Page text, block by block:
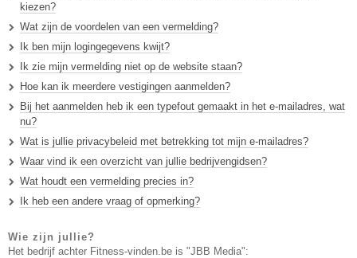
kiezen?
Wat zijn de voordelen van een vermelding?
Ik ben mijn logingegevens kwijt?
Ik zie mijn vermelding niet op de website staan?
Hoe kan ik meerdere vestigingen aanmelden?
Bij het aanmelden heb ik een typefout gemaakt in het e-mailadres, wat
nu?
Wat is jullie privacybeleid met betrekking tot mijn e-mailadres?
Waar vind ik een overzicht van jullie bedrijvengidsen?
Wat houdt een vermelding precies in?
Ik heb een andere vraag of opmerking?
Wie zijn jullie?
Het bedrijf achter Fitness-vinden.be is "JBB Media":